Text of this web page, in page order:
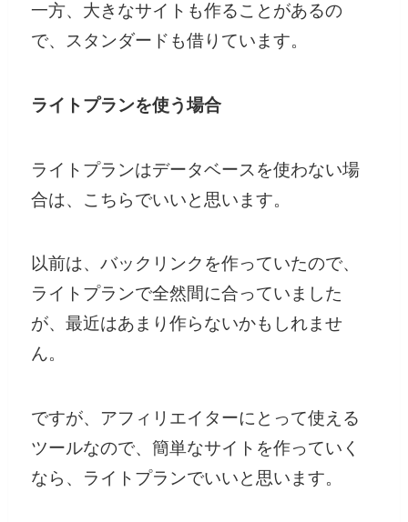
一方、大きなサイトも作ることがあるの
で、スタンダードも借りています。
ライトプランを使う場合
ライトプランはデータベースを使わない場
合は、こちらでいいと思います。
以前は、バックリンクを作っていたので、
ライトプランで全然間に合っていました
が、最近はあまり作らないかもしれませ
ん。
ですが、アフィリエイターにとって使える
ツールなので、簡単なサイトを作っていく
なら、ライトプランでいいと思います。